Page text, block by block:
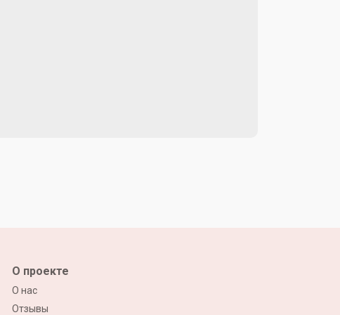
О проекте
О нас
Отзывы